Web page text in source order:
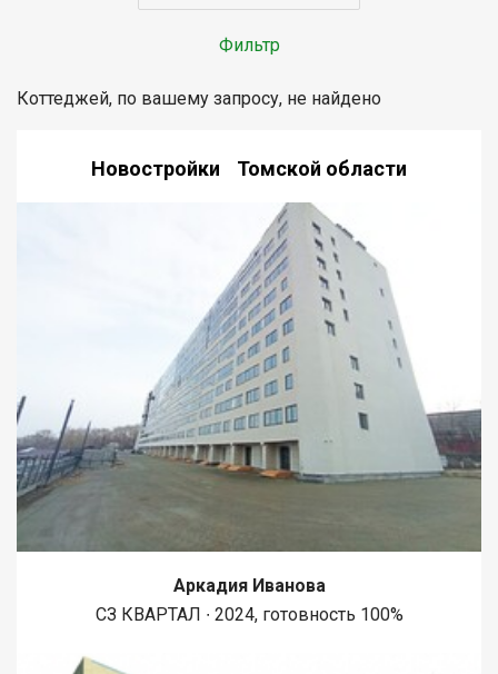
Фильтр
Коттеджей, по вашему запросу, не найдено
Новостройки Томской области
Аркадия Иванова
СЗ КВАРТАЛ ∙ 2024, готовность 100%